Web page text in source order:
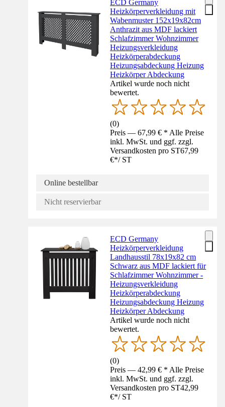
ECD Germany
Heizkörperverkleidung mit
Wabenmuster 152x19x82cm
Anthrazit aus MDF lackiert
Schlafzimmer Wohnzimmer
Heizungsverkleidung
Heizkörperabdeckung
Heizungsabdeckung Heizung
Heizkörper Abdeckung
Artikel wurde noch nicht
bewertet.
(0)
Preis — 67,99 € * Alle Preise
inkl. MwSt. und ggf. zzgl.
Versandkosten pro ST67,99
€*/ ST
Online bestellbar
Nicht reservierbar
ECD Germany
Heizkörperverkleidung
Landhausstil 78x19x82 cm
Schwarz aus MDF lackiert für
Schlafzimmer Wohnzimmer -
Heizungsverkleidung
Heizkörperabdeckung
Heizungsabdeckung Heizung
Heizkörper Abdeckung
Artikel wurde noch nicht
bewertet.
(0)
Preis — 42,99 € * Alle Preise
inkl. MwSt. und ggf. zzgl.
Versandkosten pro ST42,99
€*/ ST